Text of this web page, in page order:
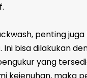
penting
bisa dilakukan
yang